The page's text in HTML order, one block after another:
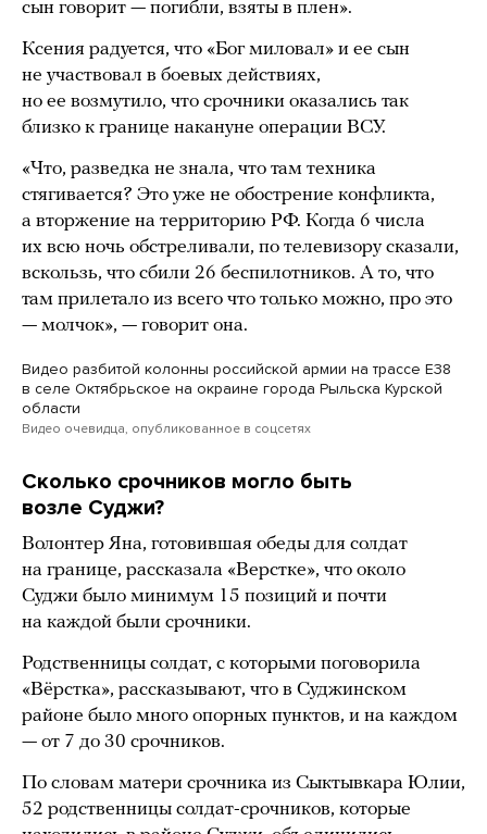
сын говорит — погибли, взяты в плен».
Ксения радуется, что «Бог миловал» и ее сын
не участвовал в боевых действиях,
но ее возмутило, что срочники оказались так
близко к границе накануне операции ВСУ.
«Что, разведка не знала, что там техника
стягивается? Это уже не обострение конфликта,
а вторжение на территорию РФ. Когда 6 числа
их всю ночь обстреливали, по телевизору сказали,
вскользь, что сбили 26 беспилотников. А то, что
там прилетало из всего что только можно, про это
— молчок», — говорит она.
Видео разбитой колонны российской армии на трассе Е38
в селе Октябрьское на окраине города Рыльска Курской
области
Видео очевидца, опубликованное в соцсетях
Сколько срочников могло быть
возле Суджи?
Волонтер Яна, готовившая обеды для солдат
на границе, рассказала «Верстке», что около
Суджи было минимум 15 позиций и почти
на каждой были срочники.
Родственницы солдат, с которыми поговорила
«Вёрстка», рассказывают, что в Суджинском
районе было много опорных пунктов, и на каждом
— от 7 до 30 срочников.
По словам матери срочника из Сыктывкара Юлии,
52 родственницы солдат-срочников, которые